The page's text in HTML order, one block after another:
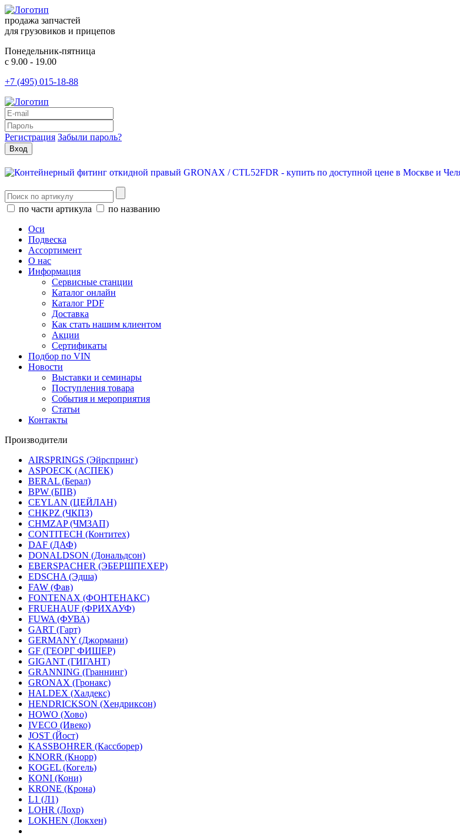
продажа запчастей
для грузовиков и прицепов
Понедельник-пятница
с 9.00 - 19.00
+7 (495) 015-18-88
Регистрация Забыли пароль?
по части артикула
по названию
Оси
Подвеска
Ассортимент
О нас
Информация
Сервисные станции
Каталог онлайн
Каталог PDF
Доставка
Как стать нашим клиентом
Акции
Сертификаты
Подбор по VIN
Новости
Выставки и семинары
Поступления товара
События и мероприятия
Статьи
Контакты
Производители
AIRSPRINGS (Эйрспринг)
ASPOECK (АСПЕК)
BERAL (Берал)
BPW (БПВ)
CEYLAN (ЦЕЙЛАН)
CHKPZ (ЧКПЗ)
CHMZAP (ЧМЗАП)
CONTITECH (Контитех)
DAF (ДАФ)
DONALDSON (Дональдсон)
EBERSPACHER (ЭБЕРШПЕХЕР)
EDSCHA (Эдша)
FAW (Фав)
FONTENAX (ФОНТЕНАКС)
FRUEHAUF (ФРИХАУФ)
FUWA (ФУВА)
GART (Гарт)
GERMANY (Джормани)
GF (ГЕОРГ ФИШЕР)
GIGANT (ГИГАНТ)
GRANNING (Граннинг)
GRONAX (Гронакс)
HALDEX (Халдекс)
HENDRICKSON (Хендриксон)
HOWO (Хово)
IVECO (Ивеко)
JOST (Йост)
KASSBOHRER (Касcборер)
KNORR (Кнорр)
KOGEL (Когель)
KONI (Кони)
KRONE (Крона)
L1 (Л1)
LOHR (Лохр)
LOKHEN (Локхен)